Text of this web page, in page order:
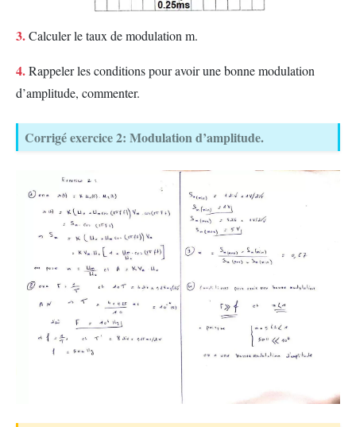
3.Calculer le taux de modulation m.
4.Rappeler les conditions pour avoir une bonne modulation
d’amplitude, commenter.
Corrigé exercice 2: Modulation d’amplitude.